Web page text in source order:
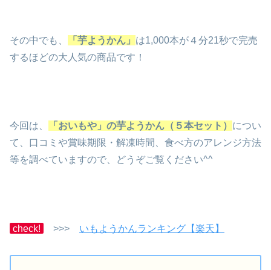
その中でも、 「芋ようかん」 は1,000本が４分21秒で完売
するほどの大人気の商品です！
今回は、 「おいもや」の芋ようかん（５本セット） につい
て、口コミや賞味期限・解凍時間、食べ方のアレンジ方法
等を調べていますので、どうぞご覧ください^^
check! >>> いもようかんランキング【楽天】